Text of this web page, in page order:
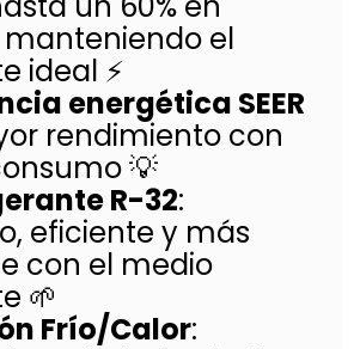
el
ideal ⚡
energética SEER
rendimiento con
💡
R-32:
eficiente y más
con el medio
🌱
Frío/Calor: